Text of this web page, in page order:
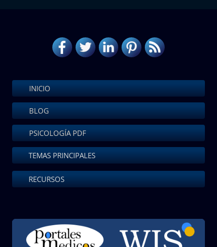
INICIO
BLOG
PSICOLOGÍA PDF
TEMAS PRINCIPALES
RECURSOS